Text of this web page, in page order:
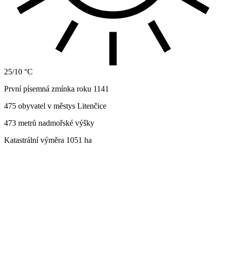
25/10 °C
První písemná zmínka roku 1141
475 obyvatel v městys Litenčice
473 metrů nadmořské výšky
Katastrální výměra 1051 ha